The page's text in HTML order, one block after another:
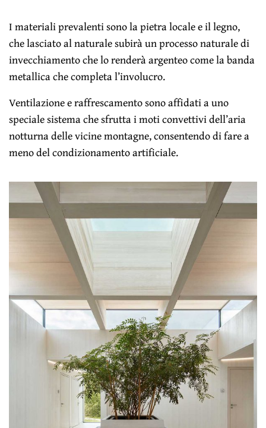
I materiali prevalenti sono la pietra locale e il legno,
che lasciato al naturale subirà un processo naturale di
invecchiamento che lo renderà argenteo come la banda
metallica che completa l’involucro.
Ventilazione e raffrescamento sono affidati a uno
speciale sistema che sfrutta i moti convettivi dell’aria
notturna delle vicine montagne, consentendo di fare a
meno del condizionamento artificiale.